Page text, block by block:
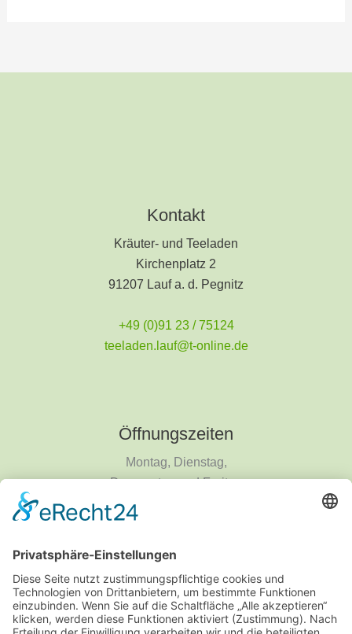
Kontakt
Kräuter- und Teeladen
Kirchenplatz 2
91207 Lauf a. d. Pegnitz
+49 (0)91 23 / 75124
teeladen.lauf@t-online.de
Öffnungszeiten
Montag, Dienstag,
Donnerstag und Freitag
9 - 14 Uhr